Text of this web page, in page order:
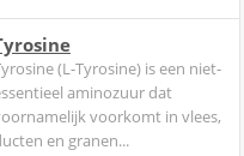
(L-Tyrosine) is een niet-
aminozuur dat
voorkomt in vlees,
en granen...